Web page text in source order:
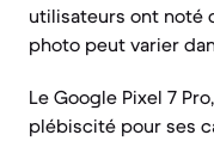
utilisateurs ont noté
photo peut varier
Le Google Pixel 7
plébiscité pour ses